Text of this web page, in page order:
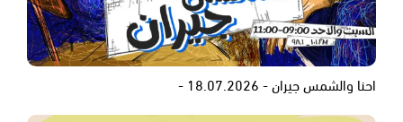
احنا والشمس جيران - 18.07.2026 -